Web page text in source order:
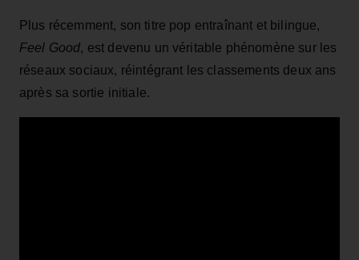
Plus récemment, son titre pop entraînant et bilingue,
Feel Good, est devenu un véritable phénomène sur les
réseaux sociaux, réintégrant les classements deux ans
après sa sortie initiale.